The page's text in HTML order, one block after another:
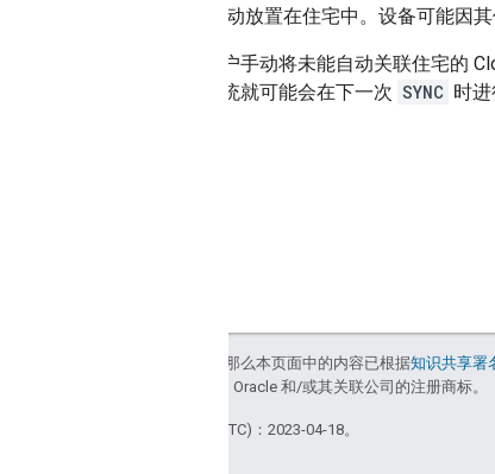
不会 自动放置在住宅中。设备可能因
如果用户手动将未能自动关联住宅的
求，系统就可能会在下一次 SYNC 时进
如未另行说明，那么本页面中的内容已根据知识共享署
。Java 是 Oracle 和/或其关联公司的注册商标。
最后更新时间 (UTC)：2023-04-18。